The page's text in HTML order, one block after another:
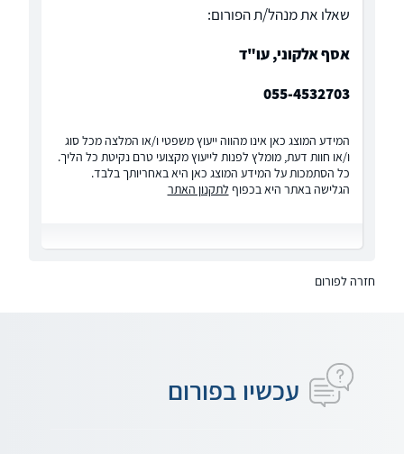
שאלו את מנהל/ת הפורום:
אסף אלקוני, עו"ד
055-4532703
המידע המוצג כאן אינו מהווה ייעוץ משפטי ו/או המלצה מכל סוג
ו/או חוות דעת, מומלץ לפנות לייעוץ מקצועי טרם נקיטת כל הליך.
כל הסתמכות על המידע המוצג כאן היא באחריותך בלבד.
הגלישה באתר היא בכפוף לתקנון האתר
חזרה לפורום
עכשיו בפורום